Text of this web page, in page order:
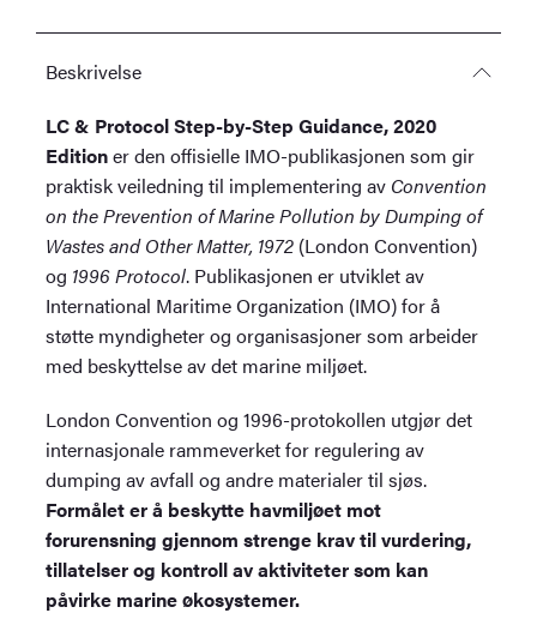
Beskrivelse
LC & Protocol Step-by-Step Guidance, 2020
Editioner den offisielle IMO-publikasjonen som gir
praktisk veiledning til implementering av Convention
on the Prevention of Marine Pollution by Dumping of
Wastes and Other Matter, 1972 (London Convention)
og 1996 Protocol. Publikasjonen er utviklet av
International Maritime Organization (IMO) for å
støtte myndigheter og organisasjoner som arbeider
med beskyttelse av det marine miljøet.
London Convention og 1996-protokollen utgjør det
internasjonale rammeverket for regulering av
dumping av avfall og andre materialer til sjøs.
Formålet er å beskytte havmiljøet mot
forurensning gjennom strenge krav til vurdering,
tillatelser og kontroll av aktiviteter som kan
påvirke marine økosystemer.